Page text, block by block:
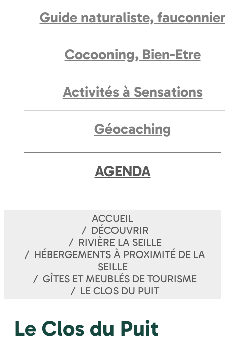
Guide naturaliste,
Cocooning, Bien-Etre
Activités à Sensations
Géocaching
AGENDA
ACCUEIL
DÉCOUVRIR
RIVIÈRE LA SEILLE
HÉBERGEMENTS À PROXIMITÉ DE LA
SEILLE
GÎTES ET MEUBLÉS DE TOURISME
LE CLOS DU PUIT
Le Clos du Puit